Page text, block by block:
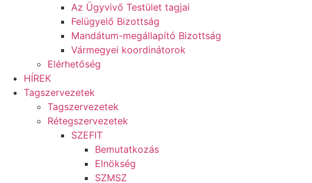
Az Ügyvivő Testület tagjai
Felügyelő Bizottság
Mandátum-megállapító Bizottság
Vármegyei koordinátorok
Elérhetőség
HÍREK
Tagszervezetek
Tagszervezetek
Rétegszervezetek
SZEFIT
Bemutatkozás
Elnökség
SZMSZ